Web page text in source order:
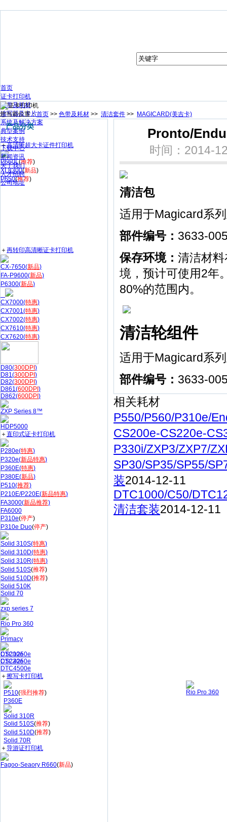
首页
证卡打印机
色带及耗材
读写器及卡片
系统及解决方案
典型案例
技术支持
下载中心
新闻资讯
关于我们
人才招聘
公司地址
您当前位置：首页 >> 色带及耗材 >> 清洁套件 >> MAGICARD(美吉卡)
Pronto/
时间：2014-
清洁包
适用于Magicard系
部件编号： 3633-
保存环境： 清洁材
境，预计可使用2年
80%的范围内。
清洁轮组件
适用于Magicard系
部件编号： 3633-
相关耗材
P550/P560/P310e/
CS200e-CS220e-
P330i/ZXP3/ZXP7/
SP30/SP35/SP55/
装2014-12-11
DTC1000/C50/
清洁套装2014-12-11
产品分类
＋高清晰超大卡证件打印机
P660L(推荐)
XL8300(新品)
P650(推荐)
＋再转印高清晰证卡打印机
CX-7650(新品)
FA-P9600(新品)
P6300(新品)
CX7000(特惠)
CX7001(特惠)
CX7002(特惠)
CX7610(特惠)
CX7620(特惠)
D80(300DPI )
D81(300DPI )
D82(300DPI )
D861(600DPI )
D862(600DPI )
ZXP Series 8™
HDP5000
＋直印式证卡打印机
P280e(特惠)
P320e(新品特惠)
P360E(特惠)
P380E(新品)
P510(推荐)
P210E/P220E(新品特惠)
FA3000(新品推荐)
FA6000
P310e(停产)
P310e Duo(停产)
Solid 310S(特惠)
Solid 310D(特惠)
Solid 310R(特惠)
Solid 510S(推荐)
Solid 510D(推荐)
Solid 510K
Solid 70
zxp series 7
Rio Pro 360
Primacy
CS200e
CS220e
DTC1250e
DTC4250e
DTC4500e
＋擦写卡打印机
P510(强烈推荐)
P360E
Solid 310R
Solid 510S(推荐)
Solid 510D(推荐)
Solid 70R
Rio Pro 360
＋导游证打印机
Fagoo-Seaory R660(新品)